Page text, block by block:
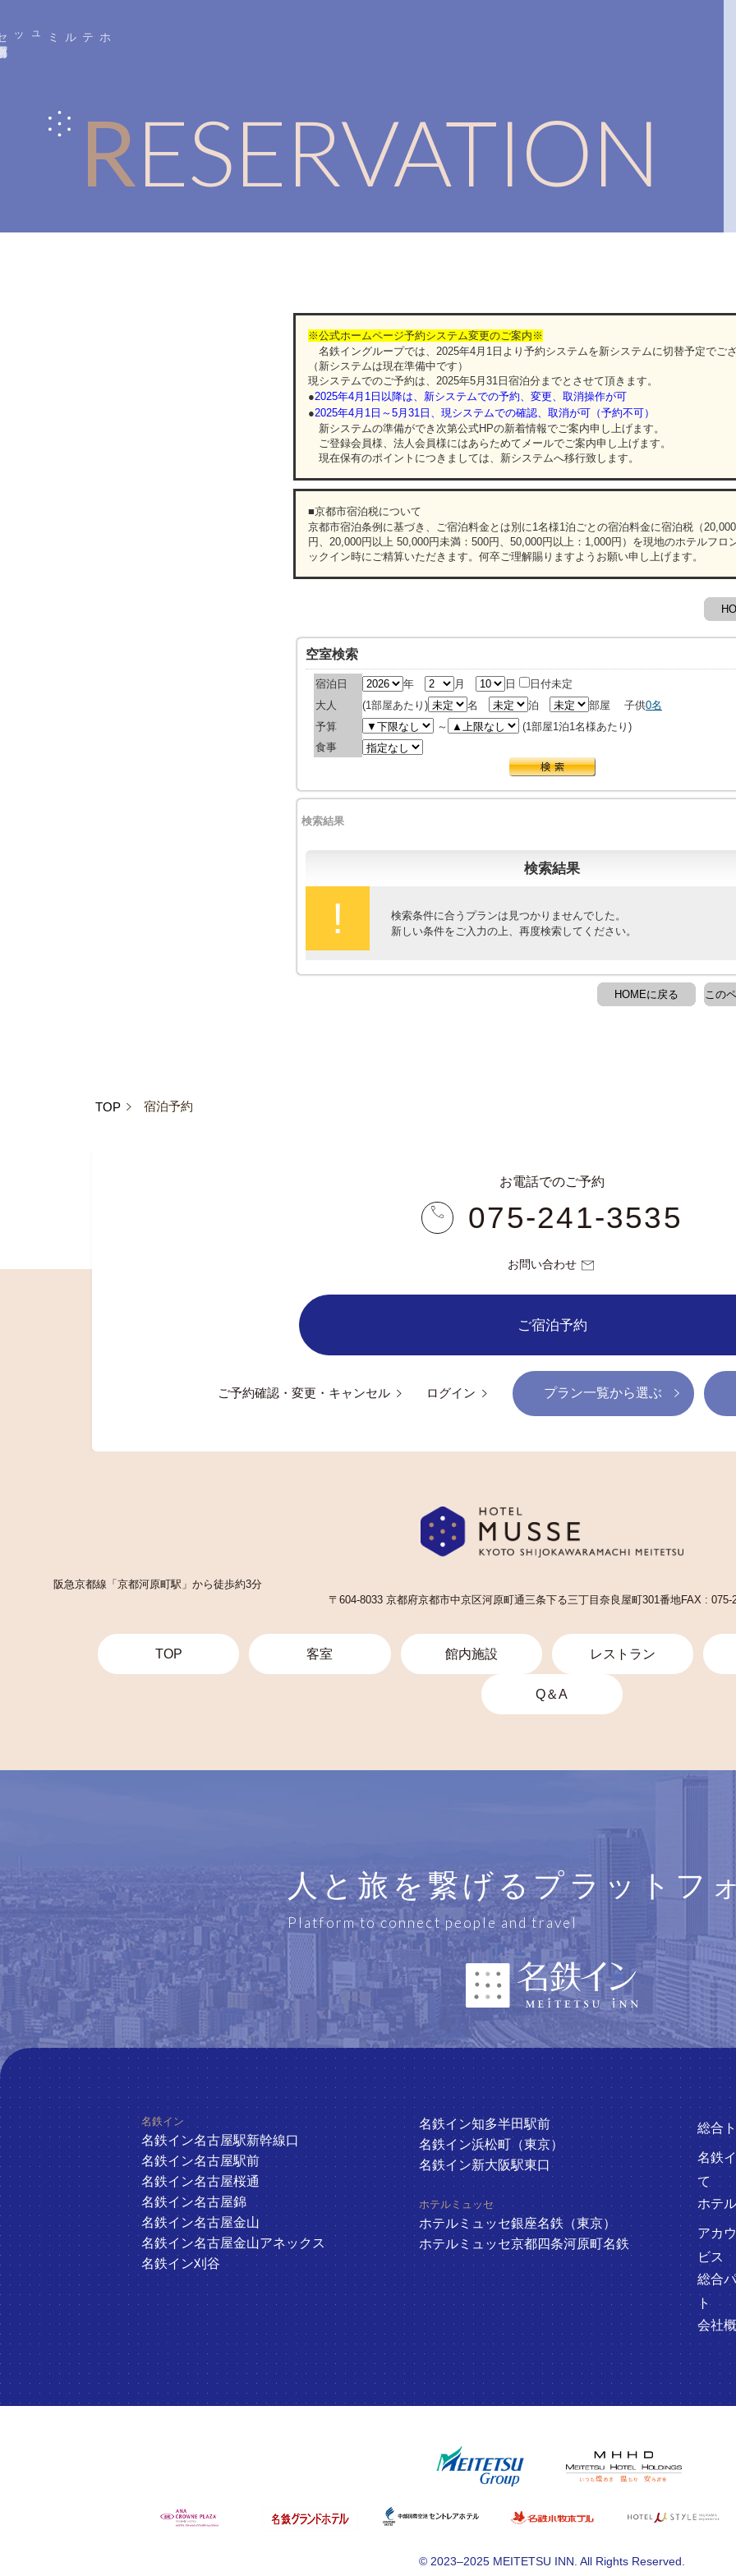
ホテルミュッセ京都四条河原町名鉄阪急京都線「京都河原町駅」から徒歩約3
RESERVATION
※公式ホームページ予約システム変更のご案内※
名鉄イングループでは、2025年4月1日より予約システムを新システムに切替予定でござ
（新システムは現在準備中です）
現システムでのご予約は、2025年5月31日宿泊分までとさせて頂きます。
●2025年4月1日以降は、新システムでの予約、変更、取消操作が可
●2025年4月1日～5月31日、現システムでの確認、取消が可（予約不可）
新システムの準備ができ次第公式HPの新着情報でご案内申し上げます。
ご登録会員様、法人会員様にはあらためてメールでご案内申し上げます。
現在保有のポイントにつきましては、新システムへ移行致します。
■京都市宿泊税について
京都市宿泊条例に基づき、ご宿泊料金とは別に1名様1泊ごとの宿泊料金に宿泊税（
円、20,000円以上 50,000円未満：500円、50,000円以上：1,000円）を現地のホテルフロ
ックイン時にご精算いただきます。何卒ご理解賜りますようお願い申し上げます。
空室検索
宿泊日 年 月 日
日付未定
大人
(1部屋あたり) 名 泊 部屋 子供0名
予算
～
(1部屋1泊1名様あたり)
食事
検索結果
検索結果
!
検索条件に合うプランは見つかりませんでした。
新しい条件をご入力の上、再度検索してください。
この
HOMEに戻る
TOP 宿泊予約
お電話でのご予約
075-241-3535
お問い合わせ
ご宿泊予約
ご予約確認・変更・キャンセル ログイン プラン一覧から選ぶ
阪急京都線「京都河原町駅」から徒歩約3分
〒604-8033 京都府京都市中京区河原町通三条下る三丁目奈良屋町301番地FAX : 075-
TOP 客室 館内施設 レストラン
Q＆A
人と旅を繋げるプラットフ
Platform to connect people and travel
ホテル一覧 名鉄イン
名鉄イン名古屋駅新幹線口
名鉄イン名古屋駅前
名鉄イン名古屋桜通
名鉄イン名古屋錦
名鉄イン名古屋金山
名鉄イン名古屋金山アネックス
名鉄イン刈谷
名鉄イン知多半田駅前
名鉄イン浜松町（東京）
名鉄イン新大阪駅東口
ホテルミュッセ
ホテルミュッセ銀座名鉄（東京）
ホテルミュッセ京都四条河原町名鉄
総合
名鉄
て
ホテ
アカ
ビス
総合
ト
会社
© 2023–2025 MEITETSU INN. All Rights Reserved.